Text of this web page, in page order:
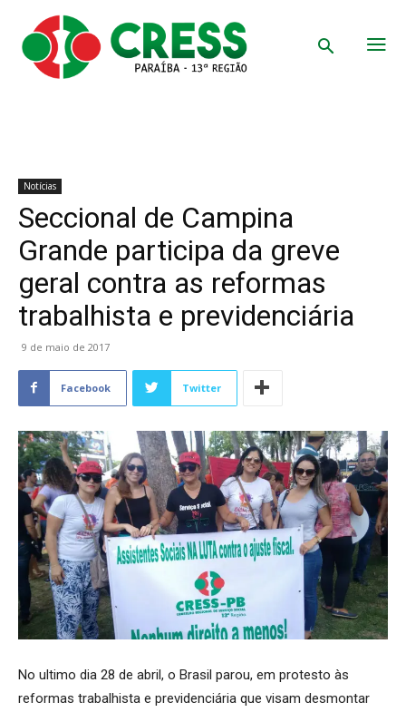
Notícias
Seccional de Campina
Grande participa da greve
geral contra as reformas
trabalhista e previdenciária
9 de maio de 2017
Facebook Twitter
No ultimo dia 28 de abril, o Brasil parou, em protesto às
reformas trabalhista e previdenciária que visam desmontar